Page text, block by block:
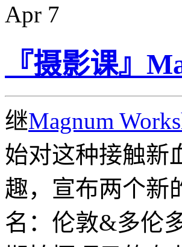
Apr 7
『摄影课』
继Magnum
始对这种接触新
趣，宣布两个新
名：伦敦&多伦